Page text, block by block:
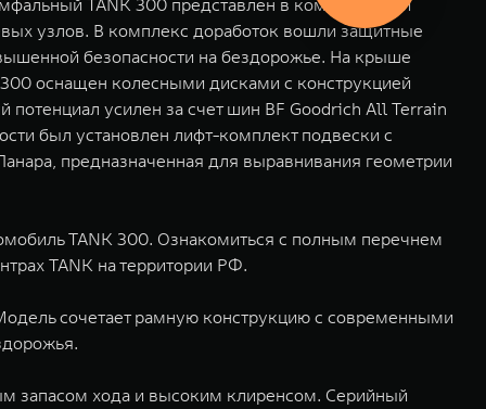
TANK 300 представлен в комплектации
узлов. В комплекс доработок вошли защитные
безопасности на бездорожье. На крыше
оснащен колесными дисками с конструкцией
усилен за счет шин BF Goodrich All Terrain
был установлен лифт-комплект подвески с
предназначенная для выравнивания геометрии
TANK 300. Ознакомиться с полным перечнем
TANK на территории РФ.
сочетает рамную конструкцию с современными
запасом хода и высоким клиренсом. Серийный